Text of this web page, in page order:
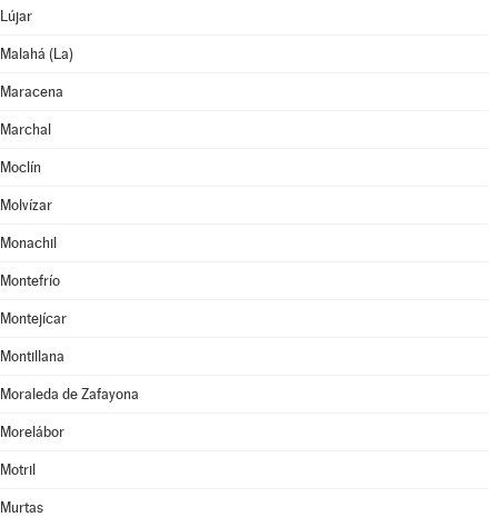
Lújar
Malahá (La)
Maracena
Marchal
Moclín
Molvízar
Monachil
Montefrío
Montejícar
Montillana
Moraleda de Zafayona
Morelábor
Motril
Murtas